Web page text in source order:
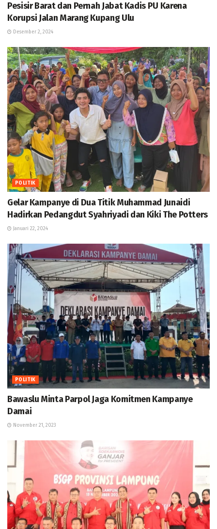
Pesisir Barat dan Pernah Jabat Kadis PU Karena
Korupsi Jalan Marang Kupang Ulu
Desember 2, 2024
POLITIK
Gelar Kampanye di Dua Titik Muhammad Junaidi
Hadirkan Pedangdut Syahriyadi dan Kiki The Potters
Januari 22, 2024
POLITIK
Bawaslu Minta Parpol Jaga Komitmen Kampanye
Damai
November 21, 2023